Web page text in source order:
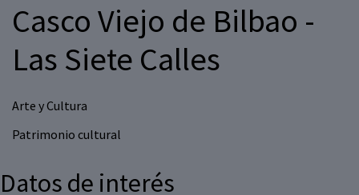
Casco Viejo de Bilbao -
Las Siete Calles
Arte y Cultura
Patrimonio cultural
Datos de interés